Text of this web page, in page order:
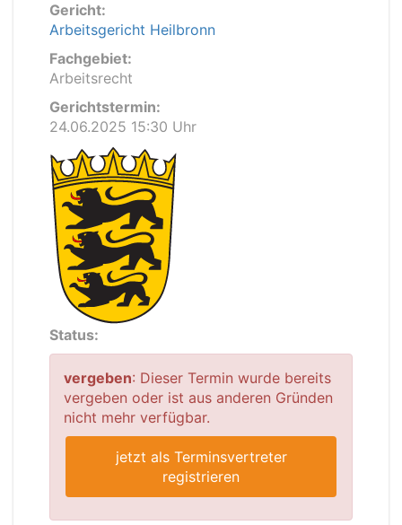
Gericht:
Arbeitsgericht Heilbronn
Fachgebiet:
Arbeitsrecht
Gerichtstermin:
24.06.2025 15:30 Uhr
Status:
vergeben: Dieser Termin wurde bereits
vergeben oder ist aus anderen Gründen
nicht mehr verfügbar.
jetzt als Terminsvertreter
registrieren